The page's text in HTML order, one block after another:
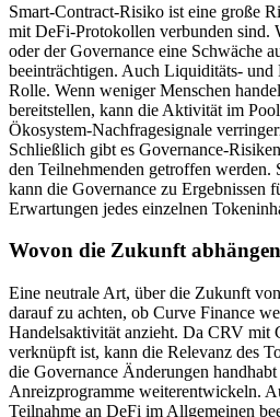
Smart-Contract-Risiko ist eine große
mit DeFi-Protokollen verbunden sind.
oder der Governance eine Schwäche
beeinträchtigen. Auch Liquiditäts- und
Rolle. Wenn weniger Menschen
bereitstellen, kann die Aktivität im
Ökosystem-Nachfragesignale
Schließlich gibt es Governance-
den Teilnehmenden getroffen werden.
kann die Governance zu Ergebnissen
Erwartungen jedes einzelnen
Wovon die Zukunft
Eine neutrale Art, über die Zukunft
darauf zu achten, ob Curve Finance
Handelsaktivität anzieht. Da CRV mit
verknüpft ist, kann die Relevanz des
die Governance Änderungen
Anreizprogramme weiterentwickeln.
Teilnahme an DeFi im Allgemeinen